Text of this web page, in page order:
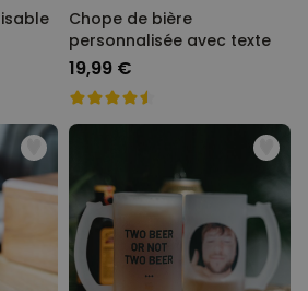
Chope de bière
personnalisée avec texte
19,99 €